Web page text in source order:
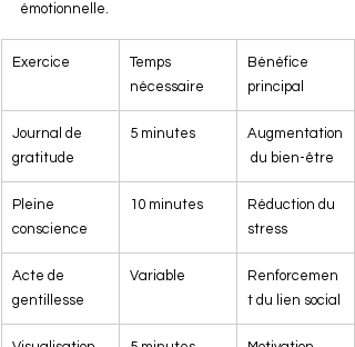
émotionnelle.
Exercice
Temps
nécessaire
Bénéfice
principal
Journal de
gratitude
5 minutes
Augmentation
du bien-être
Pleine
conscience
10 minutes
Réduction du
stress
Acte de
gentillesse
Variable
Renforcemen
t du lien social